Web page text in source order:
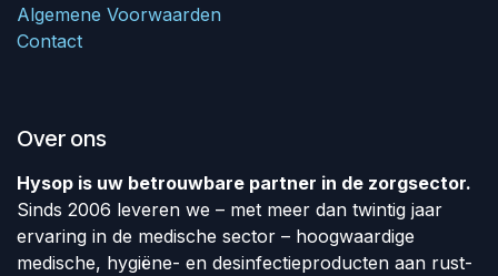
Algemene Voorwaarden
Contact
Over ons
Hysop is uw betrouwbare partner in de zorgsector.
Sinds 2006 leveren we – met meer dan twintig jaar
ervaring in de medische sector – hoogwaardige
medische, hygiëne- en desinfectieproducten aan rust-